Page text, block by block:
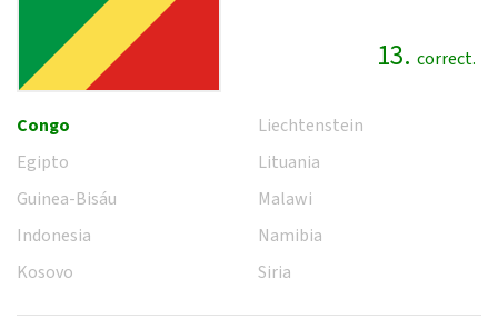
13. correct.
Congo
Egipto
Guinea-Bisáu
Indonesia
Kosovo
Liechtenstein
Lituania
Malawi
Namibia
Siria